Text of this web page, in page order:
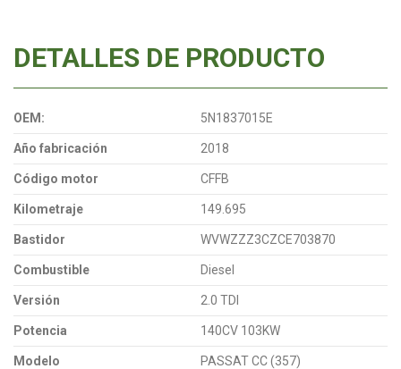
DETALLES DE PRODUCTO
OEM: 5N1837015E
Año fabricación 2018
Código motor CFFB
Kilometraje 149.695
Bastidor WVWZZZ3CZCE703870
Combustible Diesel
Versión 2.0 TDI
Potencia 140CV 103KW
Modelo PASSAT CC (357)